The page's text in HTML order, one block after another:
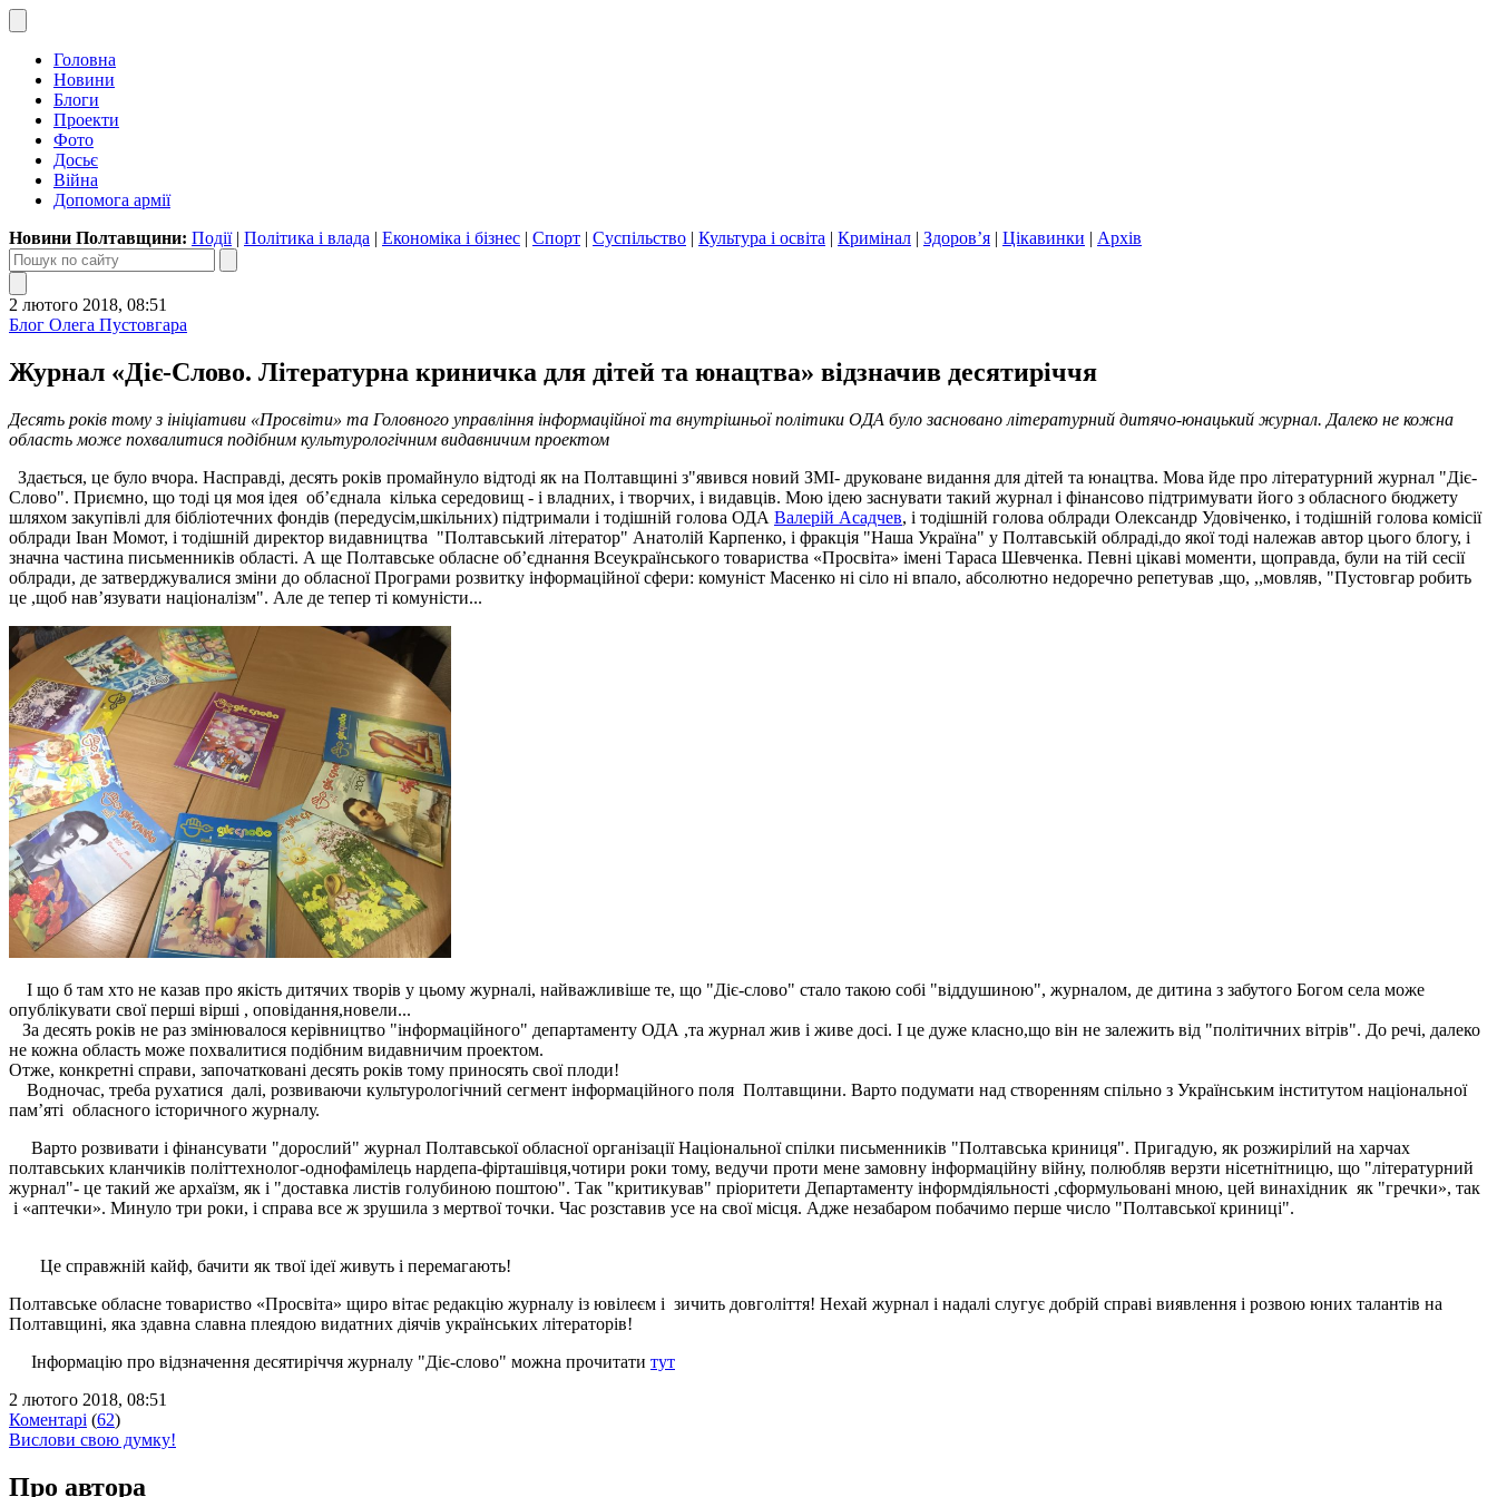
Головна
Новини
Блоги
Проекти
Фото
Досьє
Війна
Допомога армії
Новини Полтавщини: Події| Політика і влада | Економіка і бізнес | Спорт | Суспільство | Культура і освіта | Кримінал | Здоров’я | Цікавинки | Архів
2 лютого 2018, 08:51
Блог Олега Пустовгара
Журнал «Діє-Слово. Літературна криничка для дітей та юнацтва» відзначив десятиріччя
Десять років тому з ініціативи «Просвіти» та Головного управління інформаційної та внутрішньої політики ОДА було засновано літературний дитячо-юнацький журнал. Далеко не кожна
область може похвалитися подібним культурологічним видавничим проектом
Здається, це було вчора. Насправді, десять років промайнуло відтоді як на Полтавщині з"явився новий ЗМІ- друковане видання для дітей та юнацтва. Мова йде про літературний журнал "Діє-
Слово". Приємно, що тоді ця моя ідея об’єднала кілька середовищ - і владних, і творчих, і видавців. Мою ідею заснувати такий журнал і фінансово підтримувати його з обласного бюджету
шляхом закупівлі для бібліотечних фондів (передусім,шкільних) підтримали і тодішній голова ОДА Валерій Асадчев, і тодішній голова облради Олександр Удовіченко, і тодішній голова комісії
облради Іван Момот, і тодішній директор видавництва "Полтавський літератор" Анатолій Карпенко, і фракція "Наша Україна" у Полтавській облраді,до якої тоді належав автор цього блогу, і
значна частина письменників області. А ще Полтавське обласне об’єднання Всеукраїнського товариства «Просвіта» імені Тараса Шевченка. Певні цікаві моменти, щоправда, були на тій сесії
облради, де затверджувалися зміни до обласної Програми розвитку інформаційної сфери: комуніст Масенко ні сіло ні впало, абсолютно недоречно репетував ,що, ,,мовляв, "Пустовгар робить
це ,щоб нав’язувати націоналізм". Але де тепер ті комуністи...
І що б там хто не казав про якість дитячих творів у цьому журналі, найважливіше те, що "Діє-слово" стало такою собі "віддушиною", журналом, де дитина з забутого Богом села може
опублікувати свої перші вірші , оповідання,новели...
За десять років не раз змінювалося керівництво "інформаційного" департаменту ОДА ,та журнал жив і живе досі. І це дуже класно,що він не залежить від "політичних вітрів". До речі, далеко
не кожна область може похвалитися подібним видавничим проектом.
Отже, конкретні справи, започатковані десять років тому приносять свої плоди!
Водночас, треба рухатися далі, розвиваючи культурологічний сегмент інформаційного поля Полтавщини. Варто подумати над створенням спільно з Українським інститутом національної
пам’яті обласного історичного журналу.
Варто розвивати і фінансувати "дорослий" журнал Полтавської обласної організації Національної спілки письменників "Полтавська криниця". Пригадую, як розжирілий на харчах
полтавських кланчиків політтехнолог-однофамілець нардепа-фірташівця,чотири роки тому, ведучи проти мене замовну інформаційну війну, полюбляв верзти нісетнітницю, що "літературний
журнал"- це такий же архаїзм, як і "доставка листів голубиною поштою". Так "критикував" пріоритети Департаменту інформдіяльності ,сформульовані мною, цей винахідник як "гречки», так
і «аптечки». Минуло три роки, і справа все ж зрушила з мертвої точки. Час розставив усе на свої місця. Адже незабаром побачимо перше число "Полтавської криниці".
Це справжній кайф, бачити як твої ідеї живуть і перемагають!
Полтавське обласне товариство «Просвіта» щиро вітає редакцію журналу із ювілеєм і зичить довголіття! Нехай журнал і надалі слугує добрій справі виявлення і розвою юних талантів на
Полтавщині, яка здавна славна плеядою видатних діячів українських літераторів!
Інформацію про відзначення десятиріччя журналу "Діє-слово" можна прочитати тут
2 лютого 2018, 08:51
Коментарі (62)
Вислови свою думку!
Про автора